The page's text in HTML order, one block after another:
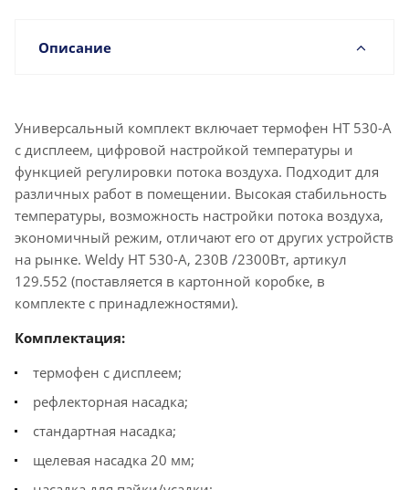
Описание
Универсальный комплект включает термофен HT 530-A
с дисплеем, цифровой настройкой температуры и
функцией регулировки потока воздуха. Подходит для
различных работ в помещении. Высокая стабильность
температуры, возможность настройки потока воздуха,
экономичный режим, отличают его от других устройств
на рынке. Weldy HT 530-A, 230В /2300Вт, артикул
129.552 (поставляется в картонной коробке, в
комплекте с принадлежностями).
Комплектация:
термофен с дисплеем;
рефлекторная насадка;
стандартная насадка;
щелевая насадка 20 мм;